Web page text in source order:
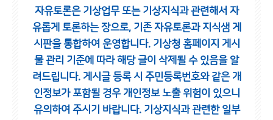
자유토론은 기상업무 또는 기상지식과 관련해서 자
유롭게 토론하는 장으로, 기존 자유토론과 지식샘 게
시판을 통합하여 운영합니다. 기상청 홈페이지 게시
물 관리 기준에 따라 해당 글이 삭제될 수 있음을 알
려드립니다. 게시글 등록 시 주민등록번호와 같은 개
인정보가 포함될 경우 개인정보 노출 위험이 있으니
유의하여 주시기 바랍니다. 기상지식과 관련한 일부